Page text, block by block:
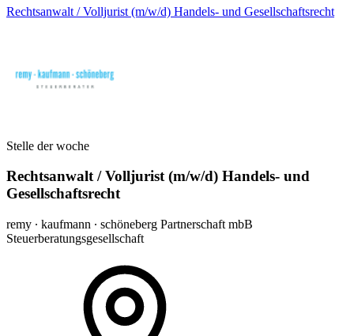
Rechtsanwalt / Volljurist (m/w/d) Handels- und Gesellschaftsrecht
Stelle der woche
Rechtsanwalt / Volljurist (m/w/d) Handels- und
Gesellschaftsrecht
remy ∙ kaufmann ∙ schöneberg Partnerschaft mbB
Steuerberatungsgesellschaft